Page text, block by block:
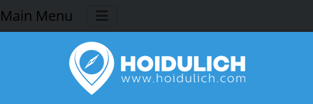
Main Menu